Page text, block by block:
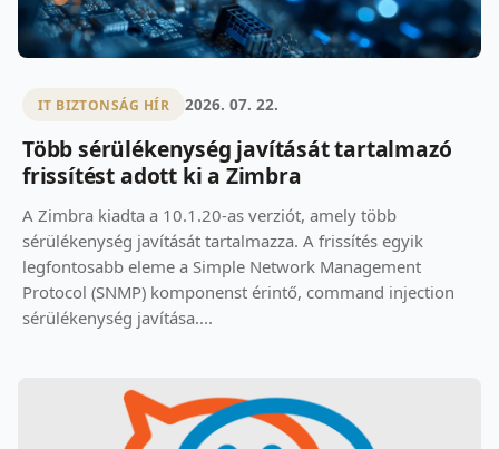
IT BIZTONSÁG HÍR 2026. 07. 22.
Több sérülékenység javítását tartalmazó
frissítést adott ki a Zimbra
A Zimbra kiadta a 10.1.20-as verziót, amely több
sérülékenység javítását tartalmazza. A frissítés egyik
legfontosabb eleme a Simple Network Management
Protocol (SNMP) komponenst érintő, command injection
sérülékenység javítása....